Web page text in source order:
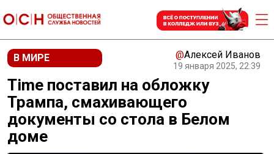
В МИРЕ @Алексей Иванов
19 января 2025, 22:39
Time поставил на обложку
Трампа, смахивающего
документы со стола в Белом
доме